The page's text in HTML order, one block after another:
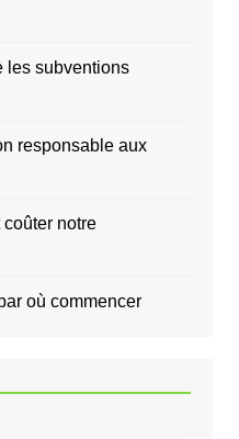
les subventions
responsable aux
notre
où commencer